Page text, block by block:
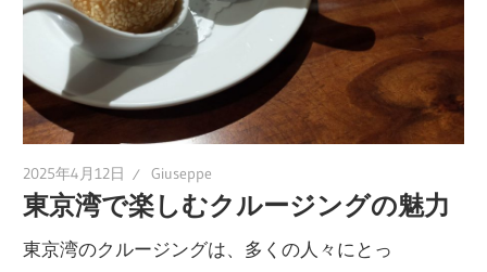
2025年4月12日 Giuseppe
東京湾で楽しむクルージングの魅力
東京湾のクルージングは、多くの人々にとっ